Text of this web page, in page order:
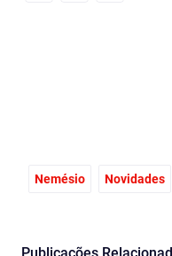
Nemésio Novidades